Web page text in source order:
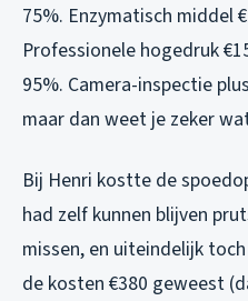
75%. Enzymatisch middel
Professionele hogedruk
95%. Camera-inspectie
maar dan weet je zeker
Bij Henri kostte de
had zelf kunnen blijven
missen, en uiteindelijk
de kosten €380 geweest